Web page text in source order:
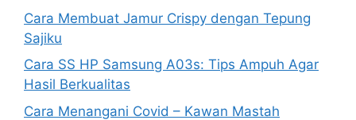
Cara Membuat Jamur Crispy dengan Tepung
Sajiku
Cara SS HP Samsung A03s: Tips Ampuh Agar
Hasil Berkualitas
Cara Menangani Covid – Kawan Mastah